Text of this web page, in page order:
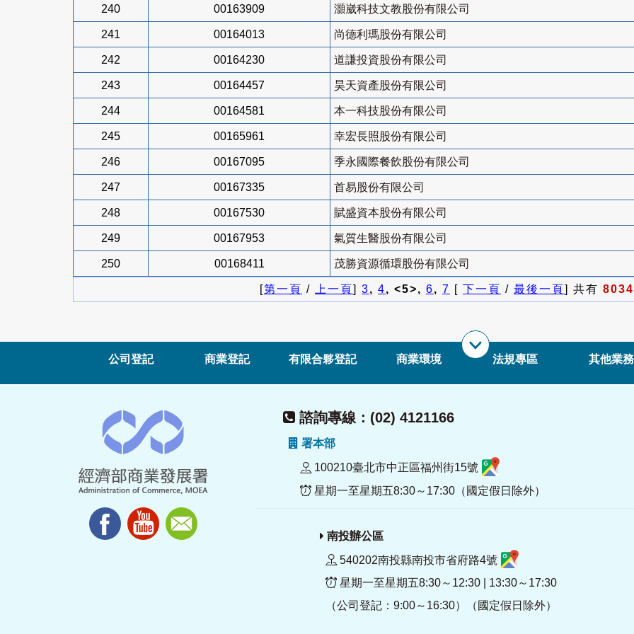
240 00163909 灝崴科技文教股份有限公司
241 00164013 尚德利瑪股份有限公司
242 00164230 道謙投資股份有限公司
243 00164457 昊天資產股份有限公司
244 00164581 本一科技股份有限公司
245 00165961 幸宏長照股份有限公司
246 00167095 季永國際餐飲股份有限公司
247 00167335 首易股份有限公司
248 00167530 賦盛資本股份有限公司
249 00167953 氣質生醫股份有限公司
250 00168411 茂勝資源循環股份有限公司
[第一頁 / 上一頁] 3, 4, <5>, 6, 7 [ 下一頁 / 最後一頁] 共有 8034
公司登記 商業登記 有限合夥登記 商業環境 法規專區 其他業務
諮詢專線：(02) 4121166
署本部
100210臺北市中正區福州街15號
星期一至星期五8:30～17:30（國定假日除外）
南投辦公區
540202南投縣南投市省府路4號
星期一至星期五8:30～12:30 | 13:30～17:30
（公司登記：9:00～16:30）（國定假日除外）